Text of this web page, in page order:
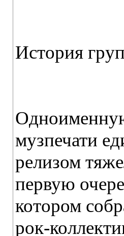
История
музпечати
релизом
первую
котором
рок-